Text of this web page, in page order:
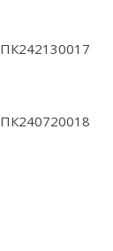
ПК242130017
ПК240720018